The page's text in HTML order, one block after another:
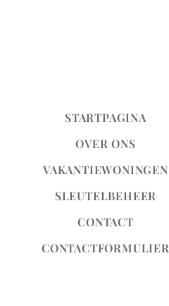
STARTPAGINA
OVER ONS
VAKANTIEWONINGEN
SLEUTELBEHEER
CONTACT
CONTACTFORMULIER